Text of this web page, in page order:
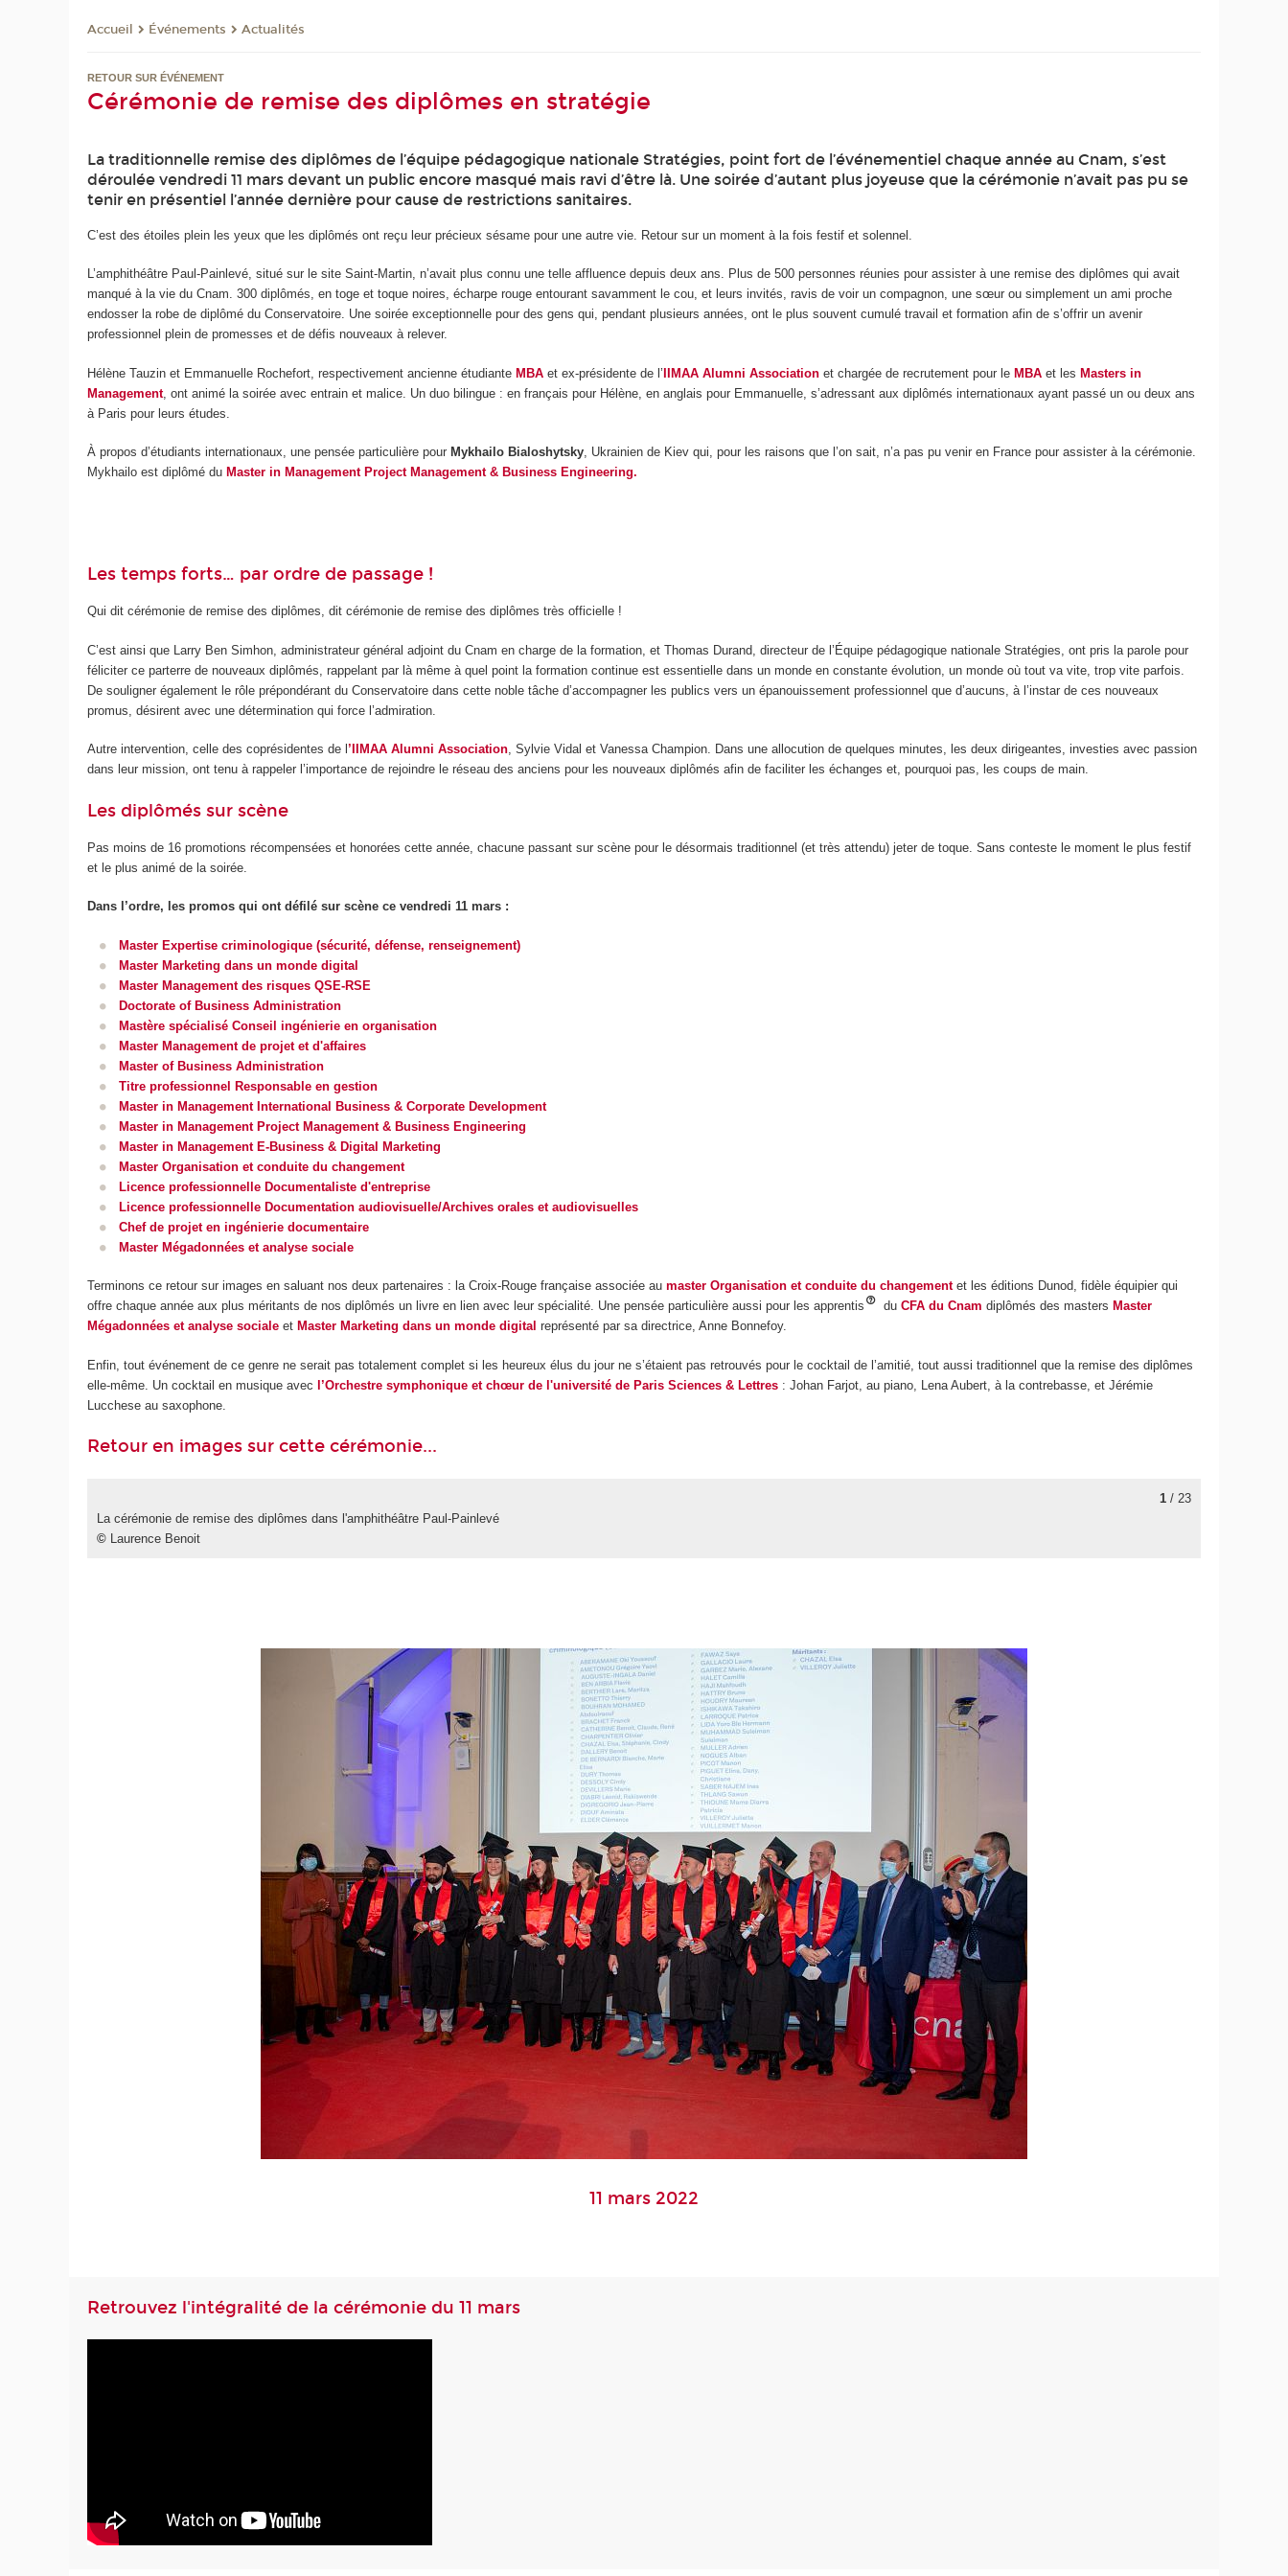
Accueil Événements Actualités
RETOUR SUR ÉVÉNEMENT
Cérémonie de remise des diplômes en stratégie
La traditionnelle remise des diplômes de l’équipe pédagogique nationale Stratégies, point fort de l’événementiel chaque année au Cnam, s’est
déroulée vendredi 11 mars devant un public encore masqué mais ravi d’être là. Une soirée d’autant plus joyeuse que la cérémonie n’avait pas pu se
tenir en présentiel l’année dernière pour cause de restrictions sanitaires.
C’est des étoiles plein les yeux que les diplômés ont reçu leur précieux sésame pour une autre vie. Retour sur un moment à la fois festif et solennel.
L’amphithéâtre Paul-Painlevé, situé sur le site Saint-Martin, n’avait plus connu une telle affluence depuis deux ans. Plus de 500 personnes réunies pour assister à une remise des diplômes qui avait
manqué à la vie du Cnam. 300 diplômés, en toge et toque noires, écharpe rouge entourant savamment le cou, et leurs invités, ravis de voir un compagnon, une sœur ou simplement un ami proche
endosser la robe de diplômé du Conservatoire. Une soirée exceptionnelle pour des gens qui, pendant plusieurs années, ont le plus souvent cumulé travail et formation afin de s’offrir un avenir
professionnel plein de promesses et de défis nouveaux à relever.
Hélène Tauzin et Emmanuelle Rochefort, respectivement ancienne étudianteMBA et ex-présidente de l’IIMAA Alumni Association et chargée de recrutement pour leMBA et lesMasters in
Management, ont animé la soirée avec entrain et malice. Un duo bilingue : en français pour Hélène, en anglais pour Emmanuelle, s’adressant aux diplômés internationaux ayant passé un ou deux ans
à Paris pour leurs études.
À propos d’étudiants internationaux, une pensée particulière pour Mykhailo​ Bialoshytsky, Ukrainien de Kiev qui, pour les raisons que l’on sait, n’a pas pu venir en France pour assister à la cérémonie.
Mykhailo est diplômé du Master in Management Project Management & Business Engineering.
Les temps forts… par ordre de passage !
Qui dit cérémonie de remise des diplômes, dit cérémonie de remise des diplômes très officielle !
C’est ainsi que Larry Ben Simhon, administrateur général adjoint du Cnam en charge de la formation, et Thomas Durand, directeur de l’Équipe pédagogique nationale Stratégies, ont pris la parole pour
féliciter ce parterre de nouveaux diplômés, rappelant par là même à quel point la formation continue est essentielle dans un monde en constante évolution, un monde où tout va vite, trop vite parfois.
De souligner également le rôle prépondérant du Conservatoire dans cette noble tâche d’accompagner les publics vers un épanouissement professionnel que d’aucuns, à l’instar de ces nouveaux
promus, désirent avec une détermination qui force l’admiration.
Autre intervention, celle des coprésidentes de l’IIMAA Alumni Association, Sylvie Vidal et Vanessa Champion. Dans une allocution de quelques minutes, les deux dirigeantes, investies avec passion
dans leur mission, ont tenu à rappeler l’importance de rejoindre le réseau des anciens pour les nouveaux diplômés afin de faciliter les échanges et, pourquoi pas, les coups de main.
Les diplômés sur scène
Pas moins de 16 promotions récompensées et honorées cette année, chacune passant sur scène pour le désormais traditionnel (et très attendu) jeter de toque. Sans conteste le moment le plus festif
et le plus animé de la soirée.
Dans l’ordre, les promos qui ont défilé sur scène ce vendredi 11 mars :
Master Expertise criminologique (sécurité, défense, renseignement)
Master Marketing dans un monde digital
Master Management des risques QSE-RSE
Doctorate of Business Administration
Mastère spécialisé Conseil ingénierie en organisation
Master Management de projet et d'affaires
Master of Business Administration
Titre professionnel Responsable en gestion
Master in Management International Business & Corporate Development
Master in Management Project Management & Business Engineering
Master in Management E-Business & Digital Marketing
Master Organisation et conduite du changement
Licence professionnelle Documentaliste d'entreprise
Licence professionnelle Documentation audiovisuelle/Archives orales et audiovisuelles
Chef de projet en ingénierie documentaire
Master Mégadonnées et analyse sociale
Terminons ce retour sur images en saluant nos deux partenaires : la Croix-Rouge française associée aumaster Organisation et conduite du changementet les éditions Dunod, fidèle équipier qui
offre chaque année aux plus méritants de nos diplômés un livre en lien avec leur spécialité. Une pensée particulière aussi pour les apprentis
duCFA du Cnam diplômés des masters Master
Mégadonnées et analyse sociale et Master Marketing dans un monde digital représenté par sa directrice, Anne Bonnefoy.
Enfin, tout événement de ce genre ne serait pas totalement complet si les heureux élus du jour ne s’étaient pas retrouvés pour le cocktail de l’amitié, tout aussi traditionnel que la remise des diplômes
elle-même. Un cocktail en musique avec l’Orchestre symphonique et chœur de l'université de Paris Sciences & Lettres : Johan Farjot, au piano, Lena Aubert, à la contrebasse, et Jérémie
Lucchese au saxophone.
Retour en images sur cette cérémonie...
1/ 23
La cérémonie de remise des diplômes dans l'amphithéâtre Paul-Painlevé
© Laurence Benoit
11 mars 2022
Retrouvez l'intégralité de la cérémonie du 11 mars